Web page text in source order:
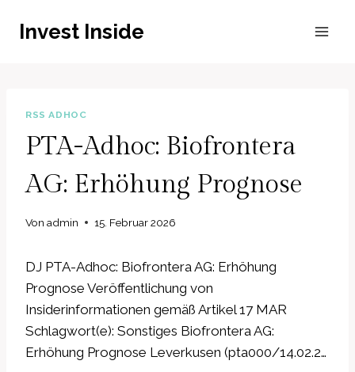
InhaltInvest Inside
RSS ADHOC
PTA-Adhoc: Biofrontera
AG: Erhöhung Prognose
Von admin 15. Februar 2026
DJ PTA-Adhoc: Biofrontera AG: Erhöhung
Prognose Veröffentlichung von
Insiderinformationen gemäß Artikel 17 MAR
Schlagwort(e): Sonstiges Biofrontera AG:
Erhöhung Prognose Leverkusen (pta000/14.02.2…